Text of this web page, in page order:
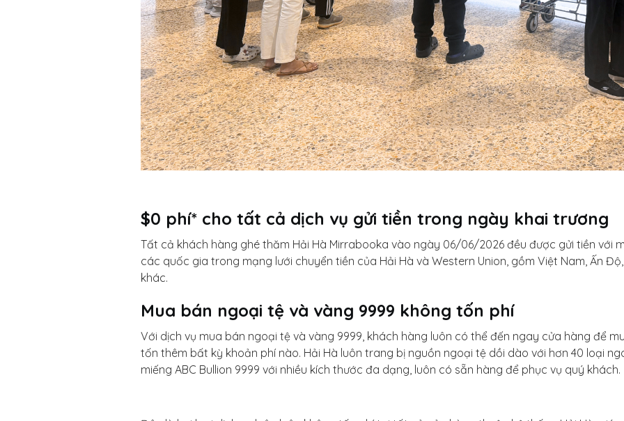
$0 phí* cho tất cả dịch vụ gửi tiền trong ngày khai trương
Tất cả khách hàng ghé thăm Hải Hà Mirrabooka vào ngày 06/06/2026 đều được gửi tiền với
các quốc gia trong mạng lưới chuyển tiền của Hải Hà và Western Union, gồm Việt Nam, Ấn
khác.
Mua bán ngoại tệ và vàng 9999 không tốn phí
Với dịch vụ mua bán ngoại tệ và vàng 9999, khách hàng luôn có thể đến ngay cửa hàng để
tốn thêm bất kỳ khoản phí nào. Hải Hà luôn trang bị nguồn ngoại tệ dồi dào với hơn 40 loại
miếng ABC Bullion 9999 với nhiều kích thước đa dạng, luôn có sẵn hàng để phục vụ quý khách.